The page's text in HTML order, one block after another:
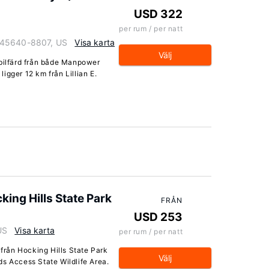
8807, US Visa karta
från både Manpower
12 km från Lillian E.
USD 322
per rum / per natt
Välj
Hills State Park
Visa karta
Hocking Hills State Park
Access State Wildlife Area.
FRÅN
USD 253
per rum / per natt
Välj